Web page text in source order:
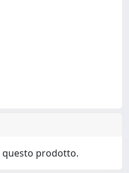
questo prodotto.